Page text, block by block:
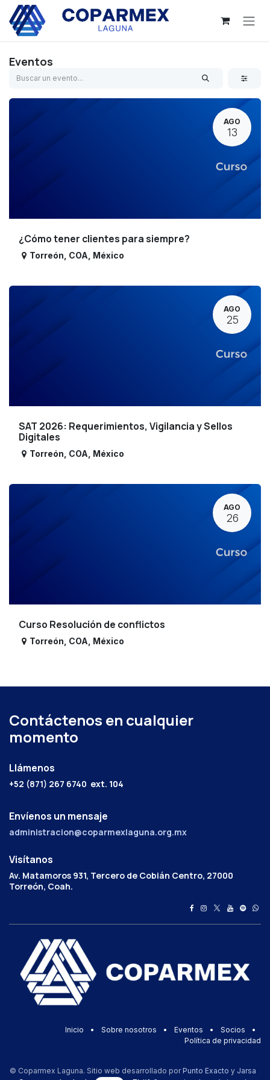
Ir al contenido
Eventos
AGO
13
¿Cómo tener clientes para siempre?
Torreón COA México
AGO
25
SAT 2026: Requerimientos, Vigilancia y Sellos
Digitales
Torreón COA México
AGO
26
Curso Resolución de conflictos
Torreón COA México
Contáctenos en cualquier
momento
Llámenos
+52 (871) 267 6740 ext. 104
Envíenos un mensaje
administracion@coparmexlaguna.org.mx
Visítanos
Av. Matamoros 931, Tercero de Cobián Centro, 27000
Torreón, Coah.
Inicio • Sobre nosotros • Eventos • Socios
•
Política de privacidad
© Coparmex Laguna. Sitio web desarrollado por Punto Exacto y Jarsa